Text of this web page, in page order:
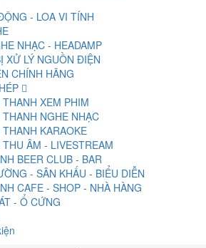
- LOA VI TÍNH
NHẠC - HEADAMP
XỬ LÝ NGUỒN ĐIỆN
CHÍNH HÃNG
THANH XEM PHIM
THANH NGHE NHẠC
THANH KARAOKE
ÂM - LIVESTREAM
BEER CLUB - BAR
- SÂN KHẤU - BIỂU DIỄN
CAFE - SHOP - NHÀ HÀNG
- Ổ CỨNG